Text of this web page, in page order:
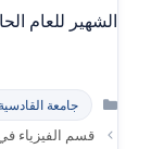
الشهير للعام الحالي
التصنيفات
جامعة القادسية
قسم الفيزياء في